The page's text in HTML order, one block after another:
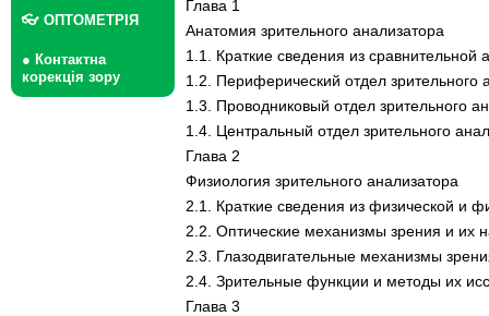
👓 ОПТОМЕТРІЯ
● Контактна
корекція зору
Глава 1
Анатомия зрительного анализатора
1.1. Краткие сведения из
1.2. Периферический отдел зрительного
1.3. Проводниковый отдел зрительного
1.4. Центральный отдел зрительного
Глава 2
Физиология зрительного анализатора
2.1. Краткие сведения из физической и
2.2. Оптические механизмы зрения и их
2.3. Глазодвигательные механизмы
2.4. Зрительные функции и методы их
Глава 3